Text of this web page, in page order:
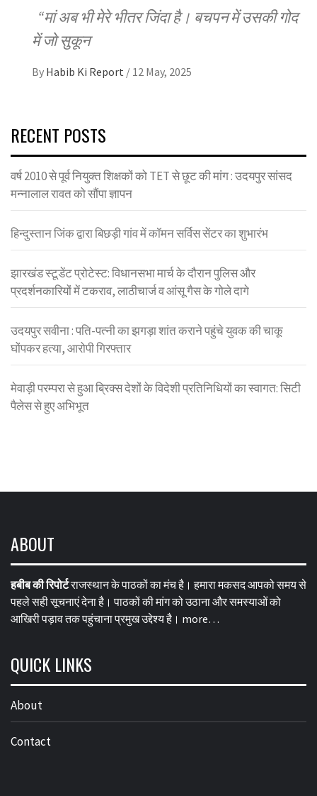
“मां अब भी मेरे भीतर जिंदा है। बचपन में उसकी गोद
में जो सुकून
By Habib Ki Report / 12 May, 2025
RECENT POSTS
वर्ष 2010 से पूर्व नियुक्त शिक्षकों को TET से छूट की मांग : उदयपुर सांसद
मन्नालाल रावत को सौंपा ज्ञापन
हिन्दुस्तान जिंक द्वारा बिछड़ी गांव में कॉमन सर्विस सेंटर का शुभारंभ
झारखंड स्टूडेंट प्रोटेस्ट: विधानसभा मार्च के दौरान पुलिस और
प्रदर्शनकारियों में टकराव, लाठीचार्ज व आंसू गैस के गोले दागे
उदयपुर सवीना : पति-पत्नी का झगड़ा शांत कराने पहुंचे युवक की चाकू
घोंपकर हत्या, आरोपी गिरफ्तार
मेवाड़ी परम्परा से हुआ ब्रिक्स देशों के विदेशी प्रतिनिधियों का स्वागत: सिटी
पैलेस से हुए अभिभूत
ABOUT
हबीब की रिपोर्टराजस्थान के पाठकों का मंच है। हमारा मकसद आपको समय से
पहले सही सूचनाएं देना है। पाठकों की मांग को उठाना और समस्याओं को
आखिरी पड़ाव तक पहुंचाना प्रमुख उद्देश्य है। more…
QUICK LINKS
About
Contact